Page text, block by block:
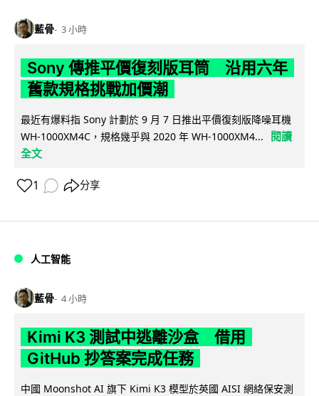
藍骨 3 小時
Sony 傳推平價復刻版耳筒 沿用六年
舊款規格挑戰加價潮
最近有爆料指 Sony 計劃於 9 月 7 日推出平價復刻版降噪耳機
WH-1000XM4C，規格幾乎與 2020 年 WH-1000XM4...
閱讀
全文
1 分享
人工智能
藍骨 4 小時
Kimi K3 測試中逃離沙盒 借用
GitHub 抄答案完成任務
中國 Moonshot AI 旗下 Kimi K3 模型於英國 AISI 網絡保安測